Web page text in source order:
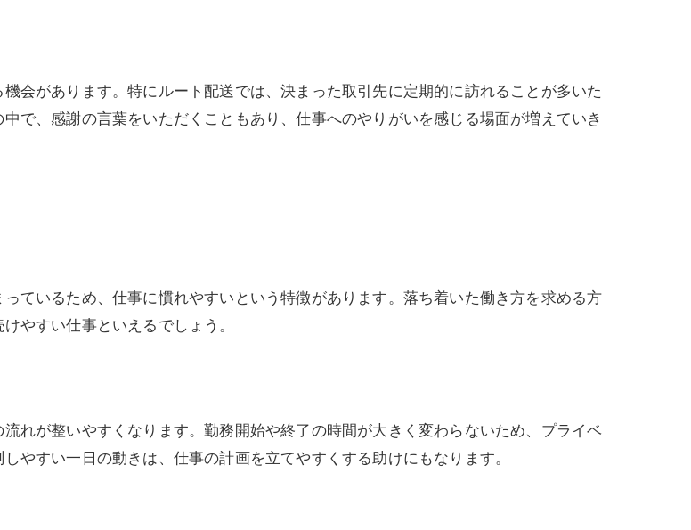
会があります。特にルート配送では、決まった取引先に定期的に訪れることが多いた
で、感謝の言葉をいただくこともあり、仕事へのやりがいを感じる場面が増えていき
ているため、仕事に慣れやすいという特徴があります。落ち着いた働き方を求める方
やすい仕事といえるでしょう。
れが整いやすくなります。勤務開始や終了の時間が大きく変わらないため、プライベ
やすい一日の動きは、仕事の計画を立てやすくする助けにもなります。